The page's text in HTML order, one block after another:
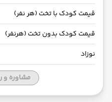
قیمت کودک با تخت (هر نفر)
قیمت کودک بدون تخت (هرنفر)
نوزاد
مشاوره و